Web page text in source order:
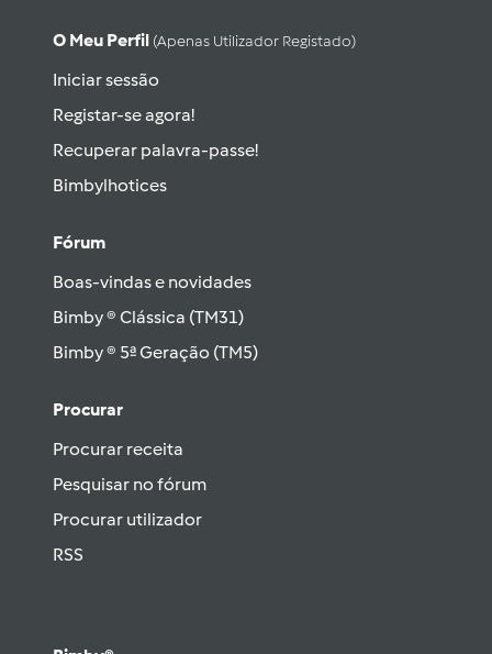
O Meu Perfil (apenas Utilizador Registado)
Iniciar sessão
Registar-se agora!
Recuperar palavra-passe!
Bimbylhotices
Fórum
Boas-vindas e novidades
Bimby ® Clássica (TM31)
Bimby ® 5ª Geração (TM5)
Procurar
Procurar receita
Pesquisar no fórum
Procurar utilizador
RSS